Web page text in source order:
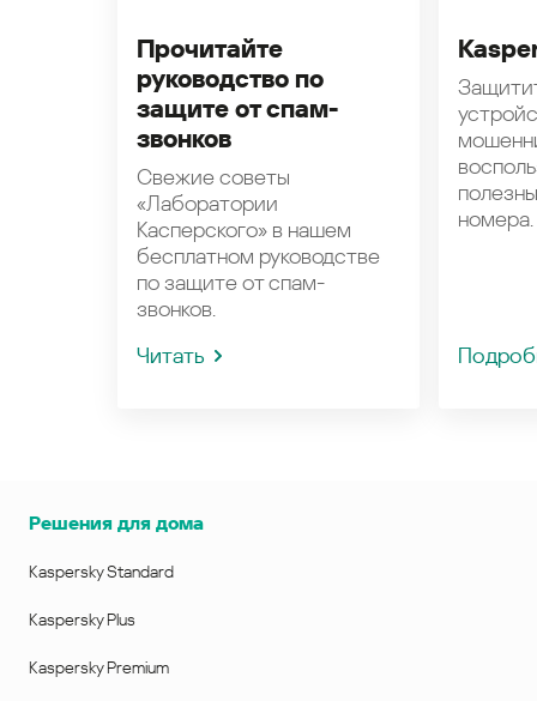
Прочитайте
руководство по
защите от спам-
звонков
Свежие советы
«Лаборатории
Касперского» в нашем
бесплатном руководстве
по защите от спам-
звонков.
Читать
номера.
Решения для дома
Kaspersky Standard
Kaspersky Plus
Kaspersky Premium